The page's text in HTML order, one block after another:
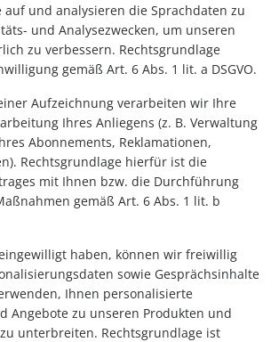
auf und analysieren die Sprachdaten zu
und Analysezwecken, um unseren
zu verbessern. Rechtsgrundlage
gemäß Art. 6 Abs. 1 lit. a DSGVO.
Aufzeichnung verarbeiten wir Ihre
Ihres Anliegens (z. B. Verwaltung
Abonnements, Reklamationen,
Rechtsgrundlage hierfür ist die
mit Ihnen bzw. die Durchführung
gemäß Art. 6 Abs. 1 lit. b
haben, können wir freiwillig
sowie Gesprächsinhalte
Ihnen personalisierte
Angebote zu unseren Produkten und
unterbreiten. Rechtsgrundlage ist